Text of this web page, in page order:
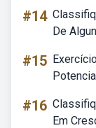
#14
De
#15
#16
Em